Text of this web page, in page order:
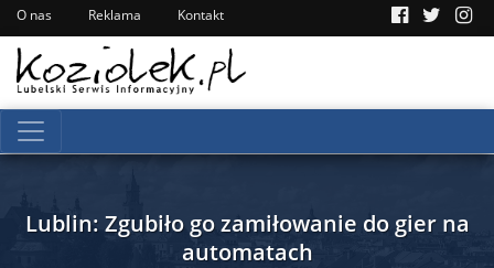
O nas Reklama Kontakt
Lublin: Zgubiło go zamiłowanie do gier na
automatach